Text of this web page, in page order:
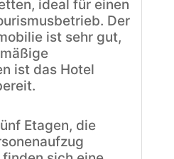
ideal für einen
Der
ist sehr gut,
ist das Hotel
Etagen, die